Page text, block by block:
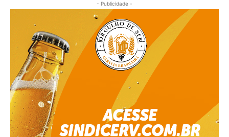
- Publicidade -